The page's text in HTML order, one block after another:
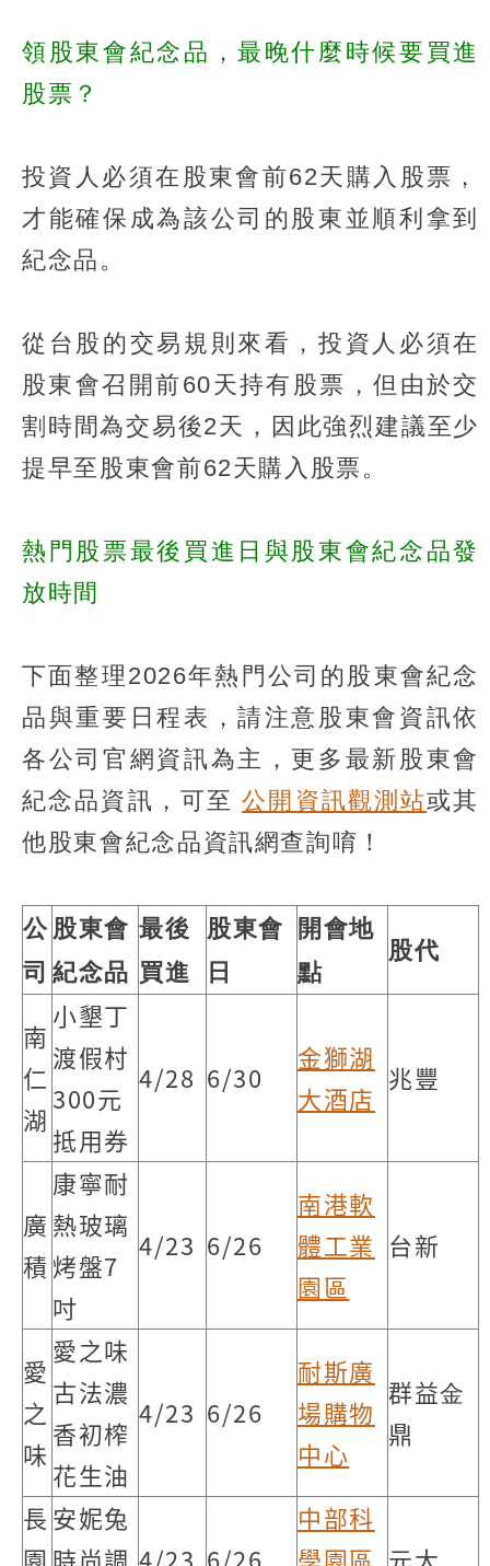
領股東會紀念品，最晚什麼時候要買進
股票？
投資人必須在股東會前62天購入股票，
才能確保成為該公司的股東並順利拿到
紀念品。
從台股的交易規則來看，投資人必須在
股東會召開前60天持有股票，但由於交
割時間為交易後2天，因此強烈建議至少
提早至股東會前62天購入股票。
熱門股票最後買進日與股東會紀念品發
放時間
下面整理2026年熱門公司的股東會紀念
品與重要日程表，請注意股東會資訊依
各公司官網資訊為主，更多最新股東會
紀念品資訊，可至公開資訊觀測站或其
他股東會紀念品資訊網查詢唷！
公
司
股東會
紀念品
最後
買進
股東會
日
開會地
點
股代
南
仁
湖
小墾丁
渡假村
300元
抵用券
4/28 6/30
金獅湖
大酒店
兆豐
廣
積
康寧耐
熱玻璃
烤盤7
吋
4/23 6/26
南港軟
體工業
園區
台新
愛
之
味
愛之味
古法濃
香初榨
花生油
4/23 6/26
耐斯廣
場購物
中心
群益⾦
鼎
長 安妮兔
中部科